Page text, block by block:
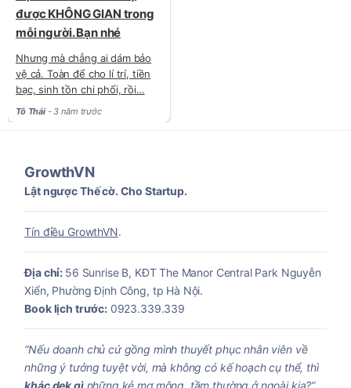
được KHÔNG GIAN trong
mỗi người. Bạn nhé
Nhưng mà chẳng ai dám bảo
vệ cả. Toàn để cho lí trí, tiền
bạc, sinh tồn chi phối, rồi…
Tô Thái - 3 năm trước
GrowthVN
Lật ngược Thế cờ. Cho Startup.
Tín điều GrowthVN.
Địa chỉ: 56 Sunrise B, KĐT The Manor Central Park Nguyễn
Xiển, Phường Định Công, tp Hà Nội.
Book lịch trước:0923.339.339
“Nếu doanh chủ cứ gồng mình thuyết phục nhân viên về
những ý tưởng tuyệt vời, mà không có kế hoạch cụ thể, thì